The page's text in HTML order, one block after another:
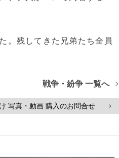
。残してきた兄弟たち全員
戦争・紛争 一覧へ >
写真・動画 購入のお問合せ >